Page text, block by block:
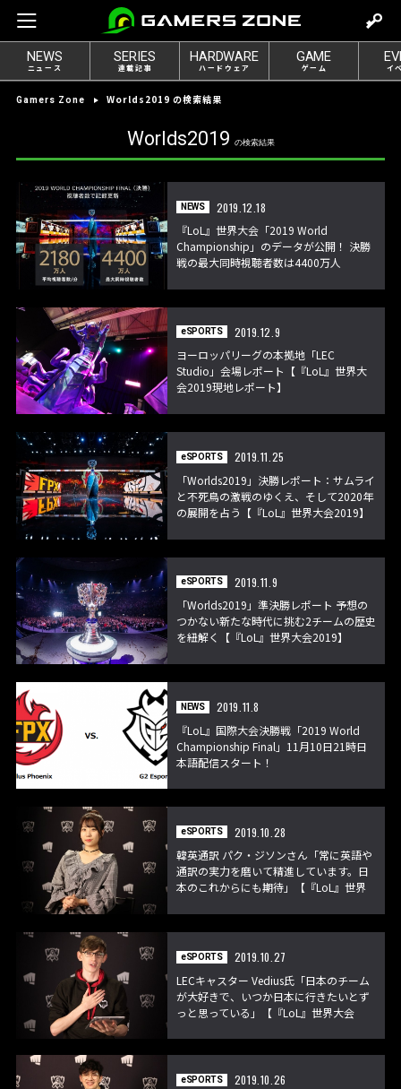
e
n
NEWS
ニュース
SERIES
連載記事
HARDWARE
ハードウェア
GAME
ゲーム イ
Gamers Zone Worlds2019 の検索結果
Worlds2019 の検索結果
NEWS
2019.12.18
『LoL』世界大会「2019 World
Championship」のデータが公開！ 決勝
戦の最大同時視聴者数は4400万人
eSPORTS
2019.12.9
ヨーロッパリーグの本拠地「LEC
Studio」会場レポート【『LoL』世界大
会2019現地レポート】
eSPORTS
2019.11.25
「Worlds2019」決勝レポート：サムライ
と不死鳥の激戦のゆくえ、そして2020年
の展開を占う【『LoL』世界大会2019】
eSPORTS
2019.11.9
「Worlds2019」準決勝レポート 予想の
つかない新たな時代に挑む2チームの歴史
を紐解く【『LoL』世界大会2019】
NEWS
2019.11.8
『LoL』国際大会決勝戦「2019 World
Championship Final」11月10日21時日
本語配信スタート！
eSPORTS
2019.10.28
韓英通訳 パク・ジソンさん「常に英語や
通訳の実力を磨いて精進しています。日
本のこれからにも期待」【『LoL』世界
eSPORTS
2019.10.27
LECキャスター Vedius氏「日本のチーム
が大好きで、いつか日本に行きたいとず
っと思っている」【『LoL』世界大会
eSPORTS
2019.10.26